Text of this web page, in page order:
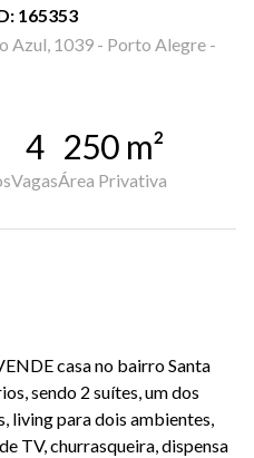
165353
Azul, 1039 - Porto Alegre -
4
Vagas
250 m²
Área Privativa
casa no bairro Santa
sendo 2 suítes, um dos
living para dois ambientes,
TV, churrasqueira, dispensa